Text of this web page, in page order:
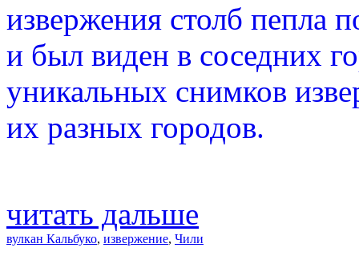
извержения столб пепла
и был виден в соседних
уникальных снимков
их разных городов.
читать дальше
вулкан Кальбуко, извержение, Чили